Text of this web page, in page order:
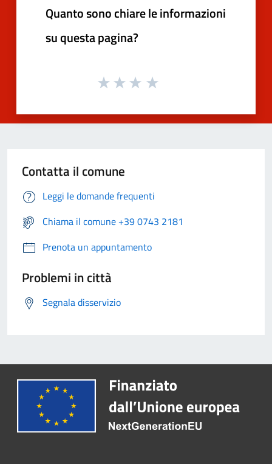
Quanto sono chiare le informazioni
su questa pagina?
Contatta il comune
Leggi le domande frequenti
Chiama il comune +39 0743 2181
Prenota un appuntamento
Problemi in città
Segnala disservizio